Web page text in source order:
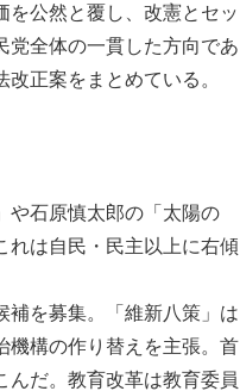
を公然と覆し、改憲とセッ
党全体の一貫した方向であ
正案をまとめている。
石原慎太郎の「太陽の
れは自民・民主以上に右傾
を募集。「維新八策」は
機構の作り替えを主張。首
んだ。教育改革は教育委員